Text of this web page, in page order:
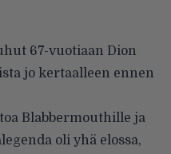
67-vuotiaan Dion
jo kertaalleen ennen
Blabbermouthille ja
oli yhä elossa,